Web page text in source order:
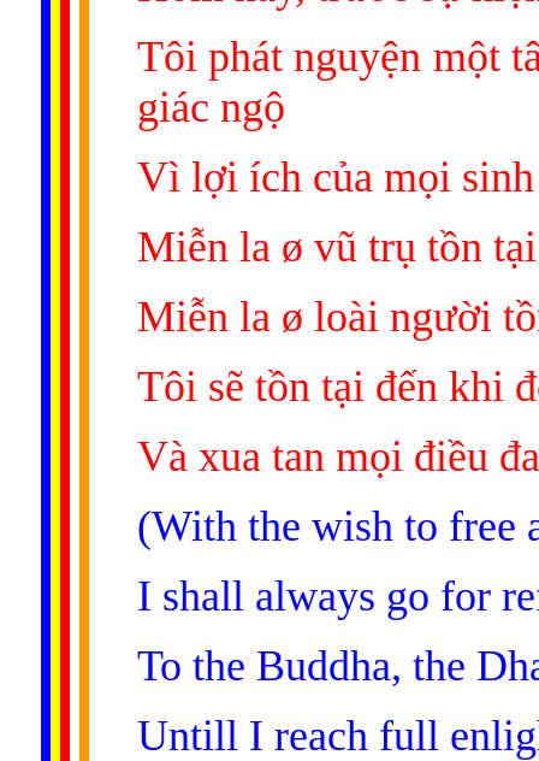
Tôi phát nguyện một
giác ngộ
Vì lợi ích của mọi
Miễn la ø vũ trụ tồn tại
Miễn la ø loài người
Tôi sẽ tồn tại đến khi
Và xua tan mọi điều
(With the wish to free
I shall always go for
To the Buddha, the
Untill I reach full